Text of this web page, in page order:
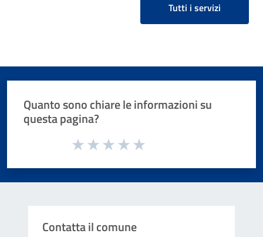
imposte, la presentazione tardiva di dichiarazioni,
l'omessa presentazione di fatture o ricevute fiscali.
Tutti i servizi
Quanto sono chiare le informazioni su
questa pagina?
Valuta da 1 a 5 stelle la pagina
Contatta il comune